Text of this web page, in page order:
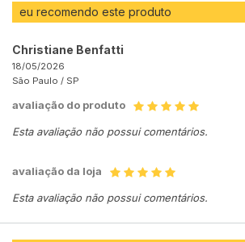
eu recomendo este produto
Christiane Benfatti
18/05/2026
São Paulo / SP
avaliação do produto
Esta avaliação não possui comentários.
avaliação da loja
Esta avaliação não possui comentários.